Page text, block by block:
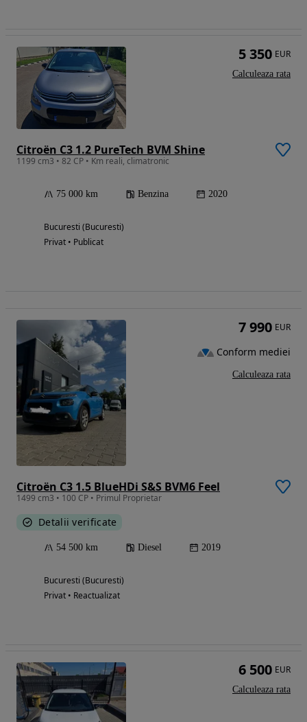
Citroën C3 1.2 PureTech BVM Shine
1199 cm3 • 82 CP • Km reali, climatronic
75 000 km Benzina 2020
Bucuresti (Bucuresti)
Privat • Publicat
5 350 EUR
Calculeaza rata
Citroën C3 1.5 BlueHDi S&S BVM6 Feel
1499 cm3 • 100 CP • Primul Proprietar
Detalii verificate
54 500 km Diesel 2019
Bucuresti (Bucuresti)
Privat • Reactualizat
7 990 EUR
Conform mediei
Calculeaza rata
6 500 EUR
Calculeaza rata